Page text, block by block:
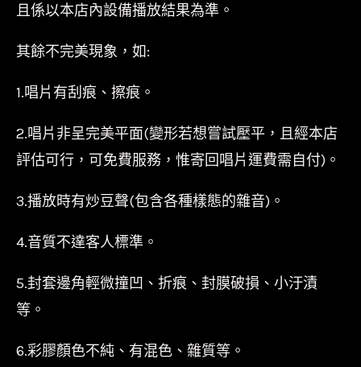
且係以本店內設備播放結果為準。
其餘不完美現象，如:
1.唱片有刮痕、擦痕。
2.唱片非呈完美平面(變形若想嘗試壓平，且經本店
評估可行，可免費服務，惟寄回唱片運費需自付)。
3.播放時有炒豆聲(包含各種樣態的雜音)。
4.音質不達客人標準。
5.封套邊角輕微撞凹、折痕、封膜破損、小汙漬
等。
6.彩膠顏色不純、有混色、雜質等。